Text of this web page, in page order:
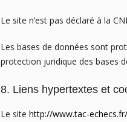
Le site n’est pas déclaré à la
Les bases de données sont
protection juridique des bases
8. Liens hypertextes et
Le site http://www.tac-echecs.fr/